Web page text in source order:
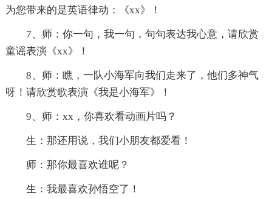
为您带来的是英语律动：《xx》！
7、师：你一句，我一句，句句表达我心意，请欣赏
童谣表演《xx》！
8、师：瞧，一队小海军向我们走来了，他们多神气
呀！请欣赏歌表演《我是小海军》！
9、师：xx，你喜欢看动画片吗？
生：那还用说，我们小朋友都爱看！
师：那你最喜欢谁呢？
生：我最喜欢孙悟空了！